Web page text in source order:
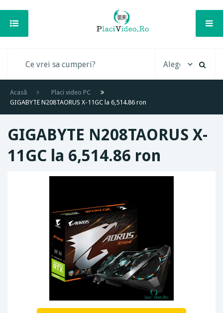
Acasă
Placi video PC
GIGABYTE N208TAORUS X-11GC la 6,514.86 ron
GIGABYTE N208TAORUS X-
11GC la 6,514.86 ron